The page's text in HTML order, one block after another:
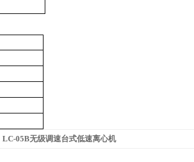
LC-05B无级调速台式低速离心机